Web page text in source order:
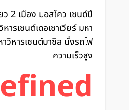
2 เมือง มอสโคว เซนต์ปี
ารเซนต์เดอเซาเวียร์ มหา
วิหารเซนต์บาซิล นั่งรถไฟ
ความเร็วสูง